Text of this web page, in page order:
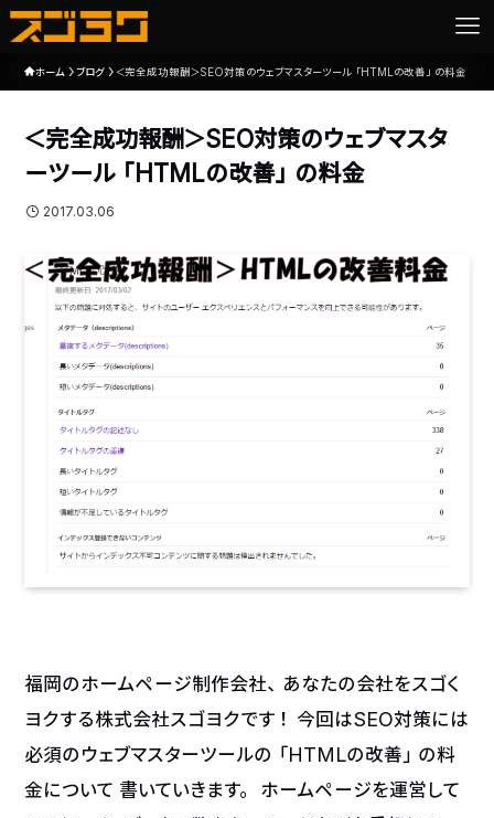
ホーム ブログ ＜完全成功報酬＞SEO対策のウェブマスターツール「HTMLの改善」の料金
＜完全成功報酬＞SEO対策のウェブマスタ
ーツール「HTMLの改善」の料金
2017.03.06
福岡のホームページ制作会社、あなたの会社をスゴく
ヨクする株式会社スゴヨクです！ 今回はSEO対策には
必須のウェブマスターツールの「HTMLの改善」の料
金について 書いていきます。 ホームページを運営して